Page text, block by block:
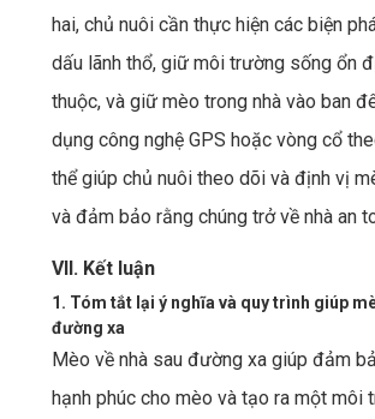
hai, chủ nuôi cần thực hiện các biện
dấu lãnh thổ, giữ môi trường sống ổn
thuộc, và giữ mèo trong nhà vào ban
dụng công nghệ GPS hoặc vòng cổ
thể giúp chủ nuôi theo dõi và định vị
và đảm bảo rằng chúng trở về nhà an
VII. Kết luận
1. Tóm tắt lại ý nghĩa và quy trình giúp
đường xa
Mèo về nhà sau đường xa giúp đảm
hạnh phúc cho mèo và tạo ra một môi